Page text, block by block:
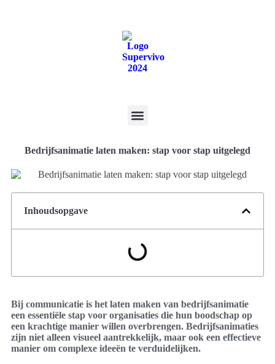
Bedrijfsanimatie laten maken: stap voor stap uitgelegd
Inhoudsopgave
Bij communicatie is het laten maken van bedrijfsanimatie
een essentiële stap voor organisaties die hun boodschap op
een krachtige manier willen overbrengen. Bedrijfsanimaties
zijn niet alleen visueel aantrekkelijk, maar ook een effectieve
manier om complexe ideeën te verduidelijken.